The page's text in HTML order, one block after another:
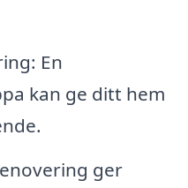
En
kan ge ditt hem
ger